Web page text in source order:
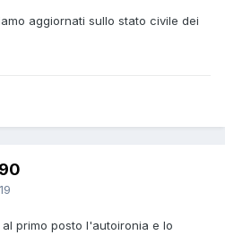
aggiornati sullo stato civile dei
primo posto l'autoironia e lo